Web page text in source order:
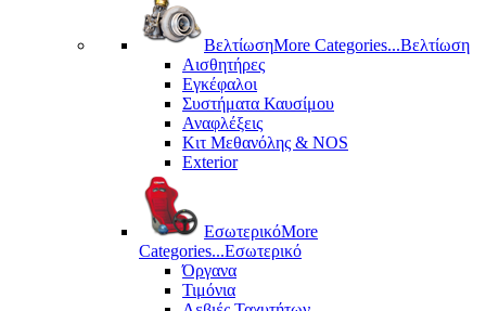
ΒελτίωσηMore Categories...Βελτίωση
Αισθητήρες
Εγκέφαλοι
Συστήματα Καυσίμου
Αναφλέξεις
Κιτ Μεθανόλης & ΝΟS
Exterior
ΕσωτερικόMore
Categories...Εσωτερικό
Όργανα
Τιμόνια